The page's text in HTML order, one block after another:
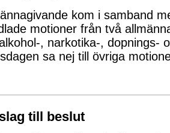
kom i samband
motioner från två
, narkotika-, dopnings-
sa nej till övriga
till beslut